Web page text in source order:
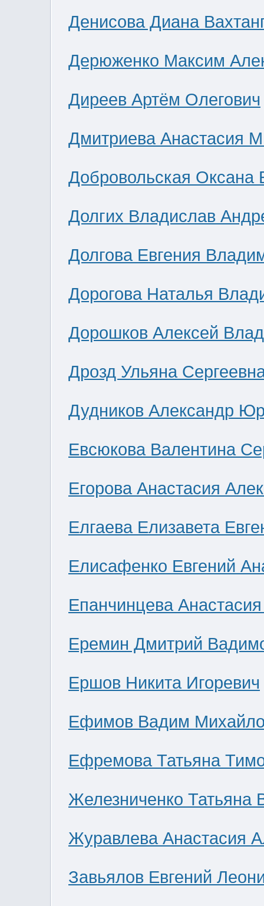
Денисова Диана
Дерюженко Максим
Диреев Артём Олегович
Дмитриева Анастасия
Добровольская Оксана
Долгих Владислав
Долгова Евгения
Дорогова Наталья
Дорошков Алексей
Дрозд Ульяна
Дудников Александр
Евсюкова Валентина
Егорова Анастасия
Елгаева Елизавета
Елисафенко Евгений
Епанчинцева
Еремин Дмитрий
Ершов Никита Игоревич
Ефимов Вадим
Ефремова Татьяна
Железниченко Татьяна
Журавлева Анастасия
Завьялов Евгений